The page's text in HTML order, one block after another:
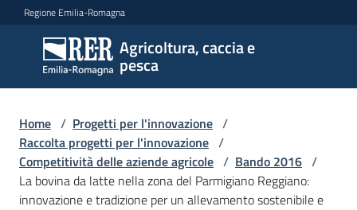
Vai al contenuto
Vai alla navigazione
Vai al footer
Regione Emilia-Romagna
Agricoltura, caccia e
pesca
Agricoltura,
caccia e
pesca
Argomenti
Home / Progetti per l'innovazione /
Raccolta progetti per l'innovazione /
Competitività delle aziende agricole / Bando 2016 /
La bovina da latte nella zona del Parmigiano Reggiano:
innovazione e tradizione per un allevamento sostenibile e